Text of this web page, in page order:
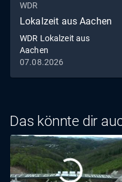
WDR
Lokalzeit aus Aachen
WDR Lokalzeit aus
Aachen
07.08.2026
Das könnte dir